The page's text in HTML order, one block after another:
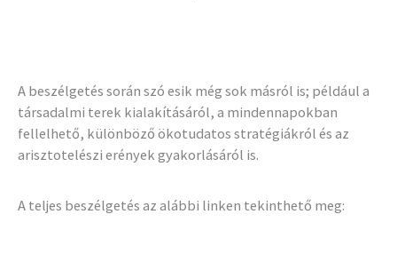
A beszélgetés során szó esik még sok másról is; például a
társadalmi terek kialakításáról, a mindennapokban
fellelhető, különböző ökotudatos stratégiákról és az
arisztotelészi erények gyakorlásáról is.
A teljes beszélgetés az alábbi linken tekinthető meg: